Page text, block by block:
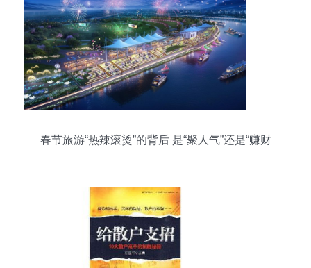
春节旅游“热辣滚烫”的背后 是“聚人气”还是“赚财